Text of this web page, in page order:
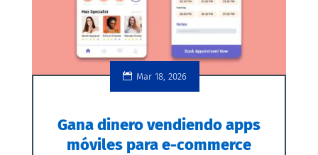
Mar 18, 2026
Gana dinero vendiendo apps
móviles para e-commerce